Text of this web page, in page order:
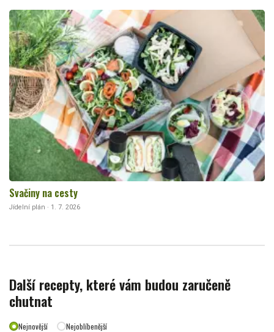
Svačiny na cesty
Jídelní plán · 1. 7. 2026
Další recepty, které vám budou zaručeně
chutnat
Nejnovější Nejoblíbenější